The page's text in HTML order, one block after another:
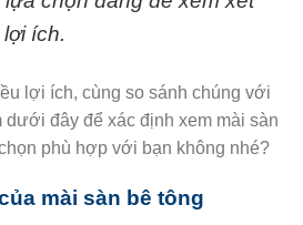
ích.
lợi ích, cùng so sánh chúng với
đây để xác định xem mài sàn
phù hợp với bạn không nhé?
mài sàn bê tông